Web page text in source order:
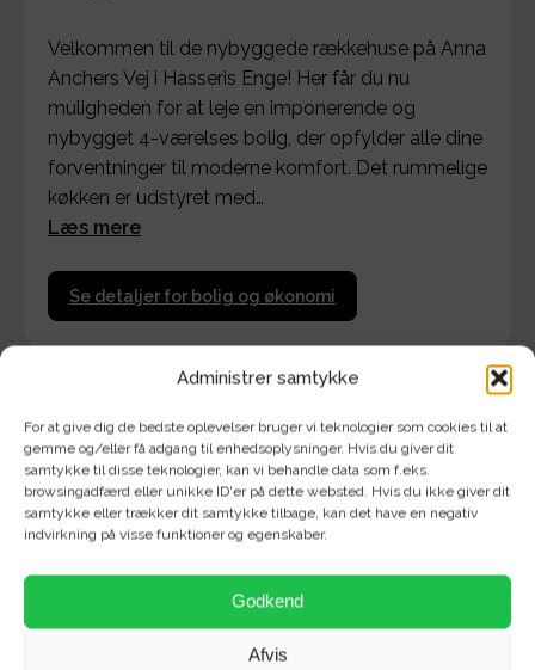
Administrer samtykke
For at give dig de bedste oplevelser bruger vi teknologier som cookies til at
gemme og/eller få adgang til enhedsoplysninger. Hvis du giver dit
samtykke til disse teknologier, kan vi behandle data som f.eks.
browsingadfærd eller unikke ID'er på dette websted. Hvis du ikke giver dit
samtykke eller trækker dit samtykke tilbage, kan det have en negativ
indvirkning på visse funktioner og egenskaber.
Godkend
Afvis
Velkommen til de nybyggede rækkehuse på Anna
Anchers Vej i Hasseris Enge! Her får du nu
muligheden for at leje en imponerende og
nybygget 4-værelses bolig, der opfylder alle dine
forventninger til moderne komfort. Det rummelige
køkken er udstyret med…
Læs mere
Se detaljer for bolig og økonomi
Velkommen til de nybyggede rækkehuse på Anna
Anchers Vej i Hasseris Enge!
Her får du nu muligheden for at leje en imponerende og
nybygget 4-værelses bolig, der opfylder alle dine
forventninger til moderne komfort.
Det rummelige køkken er udstyret med en